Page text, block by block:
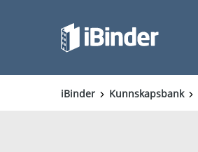
iBinder Kunnskapsbank